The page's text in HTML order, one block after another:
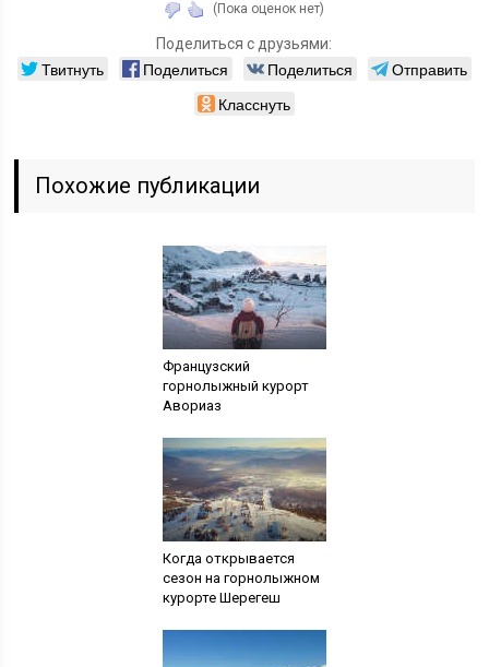
(Пока оценок нет)
Поделиться с друзьями:
Твитнуть Поделиться Поделиться
Отправить
Класснуть
Похожие публикации
Французский
горнолыжный курорт
Авориаз
Когда открывается
сезон на горнолыжном
курорте Шерегеш